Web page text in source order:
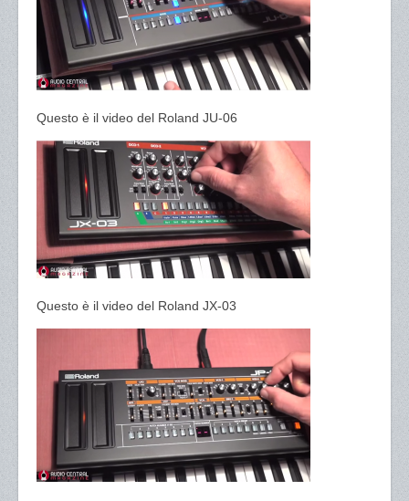
Questo è il video del Roland JU-06
Questo è il video del Roland JX-03